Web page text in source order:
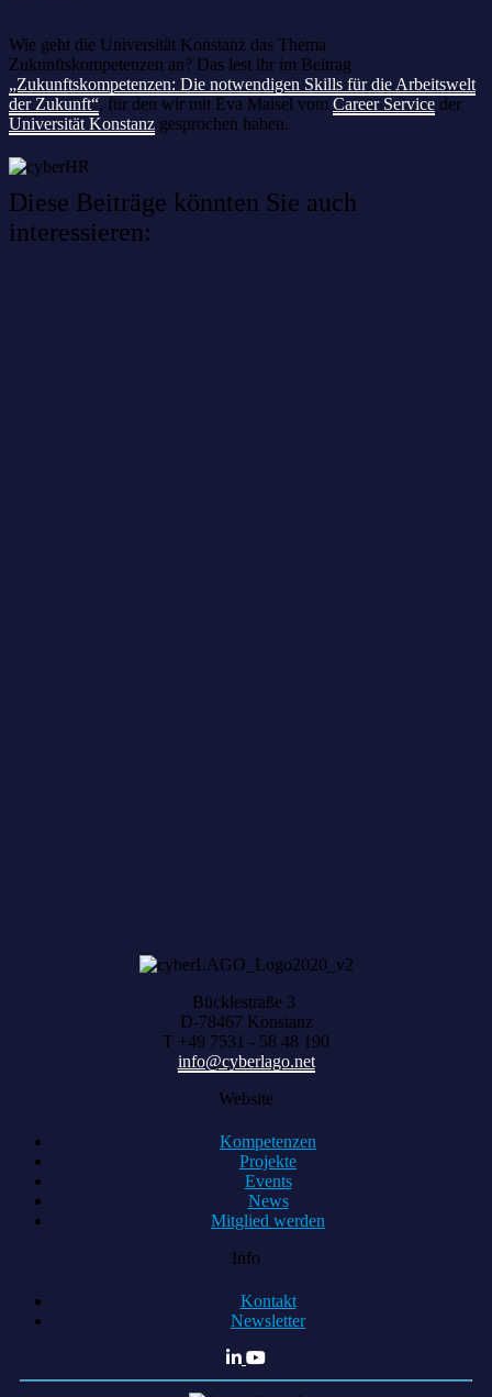
Wie geht die Universität Konstanz das Thema
Zukunftskompetenzen an? Das lest ihr im Beitrag
„Zukunftskompetenzen: Die notwendigen Skills für die Arbeitswelt
der Zukunft“, für den wir mit Eva Maisel vom Career Service der
Universität Konstanz gesprochen haben.
Diese Beiträge könnten Sie auch
interessieren:
Bücklestraße 3
D-78467 Konstanz
T +49 7531 - 58 48 190
info@cyberlago.net
Website
Kompetenzen
Projekte
Events
News
Mitglied werden
Info
Kontakt
Newsletter